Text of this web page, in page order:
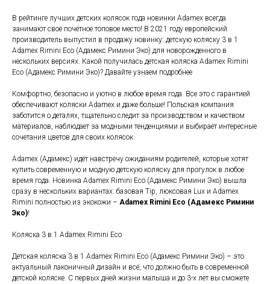
В рейтинге лучших детских колясок года новинки Adamex всегда
занимают своё почётное топовое место! В 2021 году европейский
производитель выпустил в продажу новинку: детскую коляску 3 в 1
Adamex Rimini Eco (Адамекс Римини Эко) для новорожденного в
нескольких версиях. Какой получилась детская коляска Adamex Rimini
Eco (Адамекс Римини Эко)? Давайте узнаем подробнее
Комфортно, безопасно и уютно в любое время года. Все это с гарантией
обеспечивают коляски Adamex и даже больше! Польская компания
заботится о деталях, тщательно следит за производством и качеством
материалов, наблюдает за модными тенденциями и выбирает интересные
сочетания цветов для своих колясок
Adamex (Адамекс) идёт навстречу ожиданиям родителей, которые хотят
купить современную и модную детскую коляску для прогулок в любое
время года. Новинка Adamex Rimini Eco (Адамекс Римини Эко) вышла
сразу в нескольких вариантах: базовая Tip, люксовая Lux и Adamex
Rimini полностью из экокожи – Adamex Rimini Eco (Адамекс Римини
Эко)!
Коляска 3 в 1 Adamex Rimini Eco
Детская коляска 3 в 1 Adamex Rimini Eco (Адамекс Римини Эко) – это
актуальный лаконичный дизайн и всё, что должно быть в современной
детской коляске. С первых дней жизни малыша и до 3-х лет вы сможете